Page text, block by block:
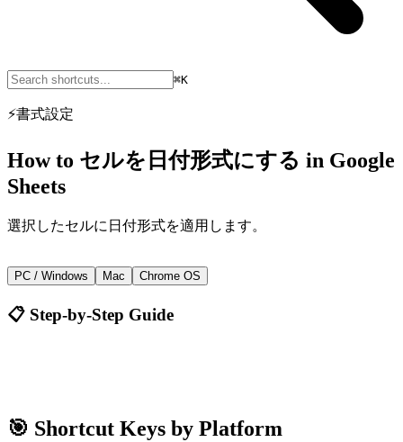
⌘K
⚡書式設定
How to セルを日付形式にする in Google
Sheets
選択したセルに日付形式を適用します。
Ctrl+Shift+3
PC / Windows Mac Chrome OS
📋 Step-by-Step Guide
🎯 Shortcut Keys by Platform